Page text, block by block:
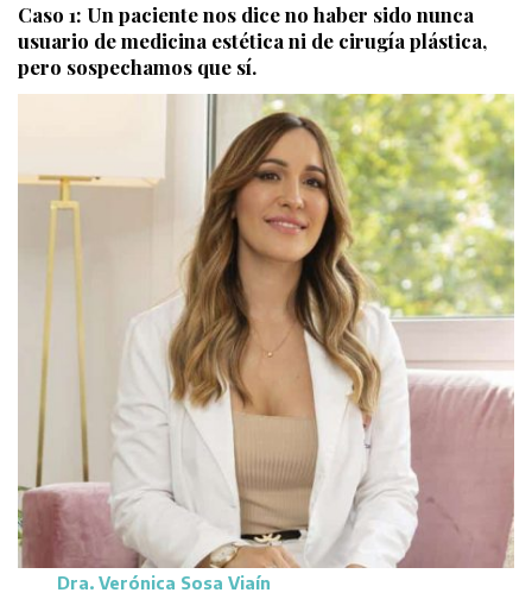
Caso 1: Un paciente nos dice no haber sido nunca
usuario de medicina estética ni de cirugía plástica,
pero sospechamos que sí.
Dra. Verónica Sosa Viaín